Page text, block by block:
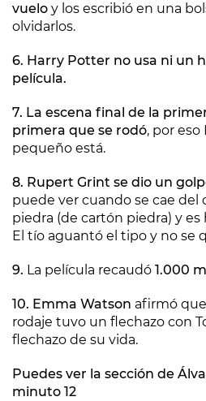
vuelo y los escribió en una
olvidarlos.
6. Harry Potter no usa ni un
película.
7. La escena final de la
primera que se rodó, por eso
pequeño está.
8. Rupert Grint se dio un
puede ver cuando se cae del
piedra (de cartón piedra) y es
El tío aguantó el tipo y no se
9. La película recaudó 1.000
10. Emma Watson afirmó
rodaje tuvo un flechazo con
flechazo de su vida.
Puedes ver la sección de
minuto 12